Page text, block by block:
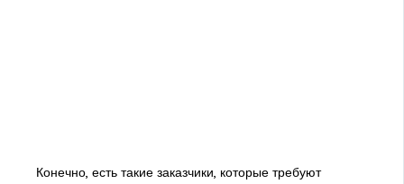
Конечно, есть такие заказчики, которые требуют